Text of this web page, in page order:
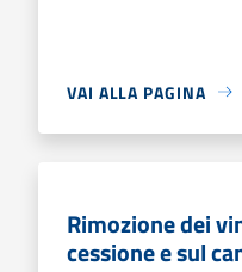
VAI ALLA PAGINA
Rimozione dei
cessione e sul